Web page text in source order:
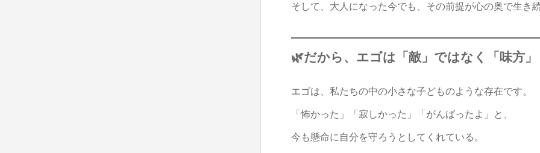
そして、大人になった今でも、その前提が心の奥で生き
🌿だから、エゴは「敵」ではなく「味方」
エゴは、私たちの中の小さな子どものような存在です。
「怖かった」「寂しかった」「がんばったよ」と、
今も懸命に自分を守ろうとしてくれている。